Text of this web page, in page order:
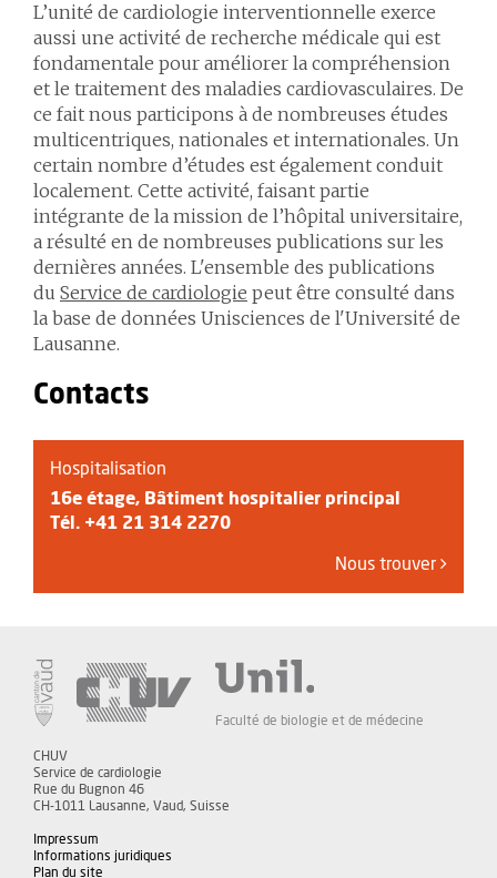
L’unité de cardiologie interventionnelle exerce
aussi une activité de recherche médicale qui est
fondamentale pour améliorer la compréhension
et le traitement des maladies cardiovasculaires. De
ce fait nous participons à de nombreuses études
multicentriques, nationales et internationales. Un
certain nombre d’études est également conduit
localement. Cette activité, faisant partie
intégrante de la mission de l’hôpital universitaire,
a résulté en de nombreuses publications sur les
dernières années. L'ensemble des publications
du Service de cardiologie peut être consulté dans
la base de données Unisciences de l'Université de
Lausanne.
Contacts
Hospitalisation
16e étage, Bâtiment hospitalier principal
Tél. +41 21 314 2270
Nous trouver
Faculté de biologie et de médecine
CHUV
Service de cardiologie
Rue du Bugnon 46
CH-1011 Lausanne, Vaud, Suisse
Impressum
Informations juridiques
Plan du site